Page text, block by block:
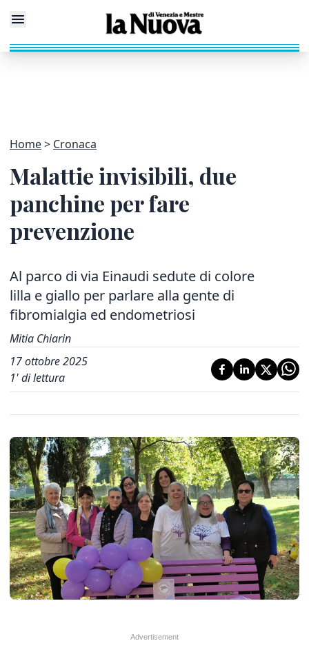
Home Cronaca
Malattie invisibili, due
panchine per fare
prevenzione
Al parco di via Einaudi sedute di colore
lilla e giallo per parlare alla gente di
fibromialgia ed endometriosi
Mitia Chiarin
17 ottobre 2025
1' di lettura